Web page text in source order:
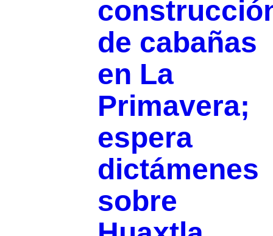
de cabañas
en La
Primavera;
espera
dictámenes
sobre